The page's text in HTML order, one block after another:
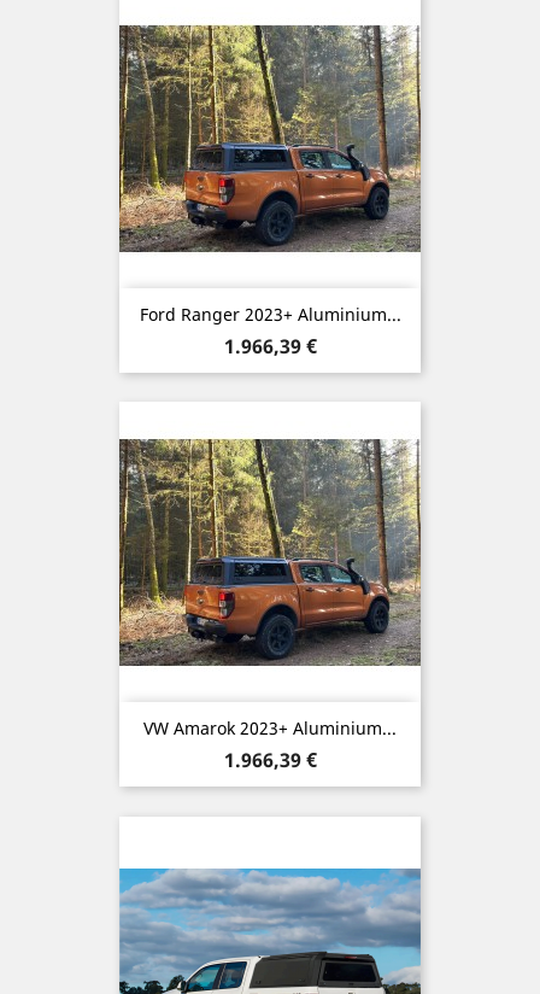
Ford Ranger 2023+ Aluminium...
Preis
1.966,39 €
VW Amarok 2023+ Aluminium...
Preis
1.966,39 €